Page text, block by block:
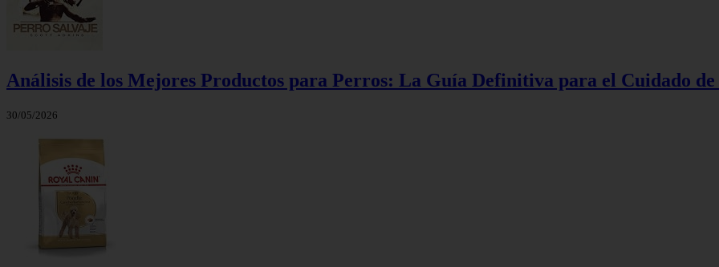
Análisis de los Mejores Productos para Perros: La Guía Definitiva para el Cuidado
30/05/2026